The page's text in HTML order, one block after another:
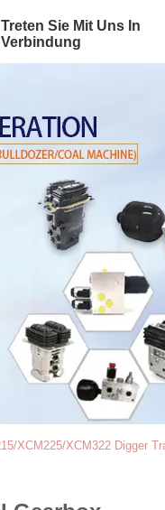
Treten Sie Mit Uns In
Verbindung
XCM225/XCM322 Digger